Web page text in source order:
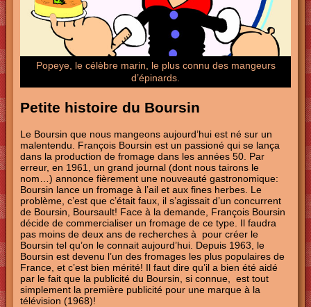
Popeye, le célèbre marin, le plus connu des mangeurs
d’épinards.
Petite histoire du Boursin
Le Boursin que nous mangeons aujourd’hui est né sur un
malentendu. François Boursin est un passioné qui se lança
dans la production de fromage dans les années 50. Par
erreur, en 1961, un grand journal (dont nous tairons le
nom…) annonce fièrement une nouveauté gastronomique:
Boursin lance un fromage à l’ail et aux fines herbes. Le
problème, c’est que c’était faux, il s’agissait d’un concurrent
de Boursin, Boursault! Face à la demande, François Boursin
décide de commercialiser un fromage de ce type. Il faudra
pas moins de deux ans de recherches à pour créer le
Boursin tel qu’on le connait aujourd’hui. Depuis 1963, le
Boursin est devenu l’un des fromages les plus populaires de
France, et c’est bien mérité! Il faut dire qu’il a bien été aidé
par le fait que la publicité du Boursin, si connue, est tout
simplement la première publicité pour une marque à la
télévision (1968)!